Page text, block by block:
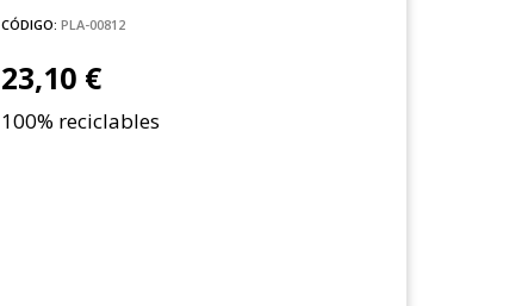
CÓDIGO: PLA-00812
23,10 €
100% reciclables